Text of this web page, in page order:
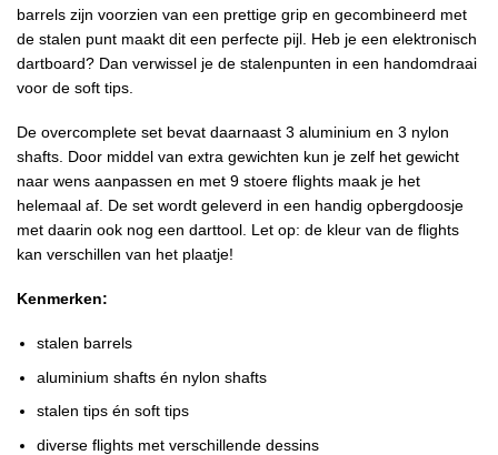
barrels zijn voorzien van een prettige grip en gecombineerd met
de stalen punt maakt dit een perfecte pijl. Heb je een elektronisch
dartboard? Dan verwissel je de stalenpunten in een handomdraai
voor de soft tips.
De overcomplete set bevat daarnaast 3 aluminium en 3 nylon
shafts. Door middel van extra gewichten kun je zelf het gewicht
naar wens aanpassen en met 9 stoere flights maak je het
helemaal af. De set wordt geleverd in een handig opbergdoosje
met daarin ook nog een darttool. Let op: de kleur van de flights
kan verschillen van het plaatje!
Kenmerken:
stalen barrels
aluminium shafts én nylon shafts
stalen tips én soft tips
diverse flights met verschillende dessins